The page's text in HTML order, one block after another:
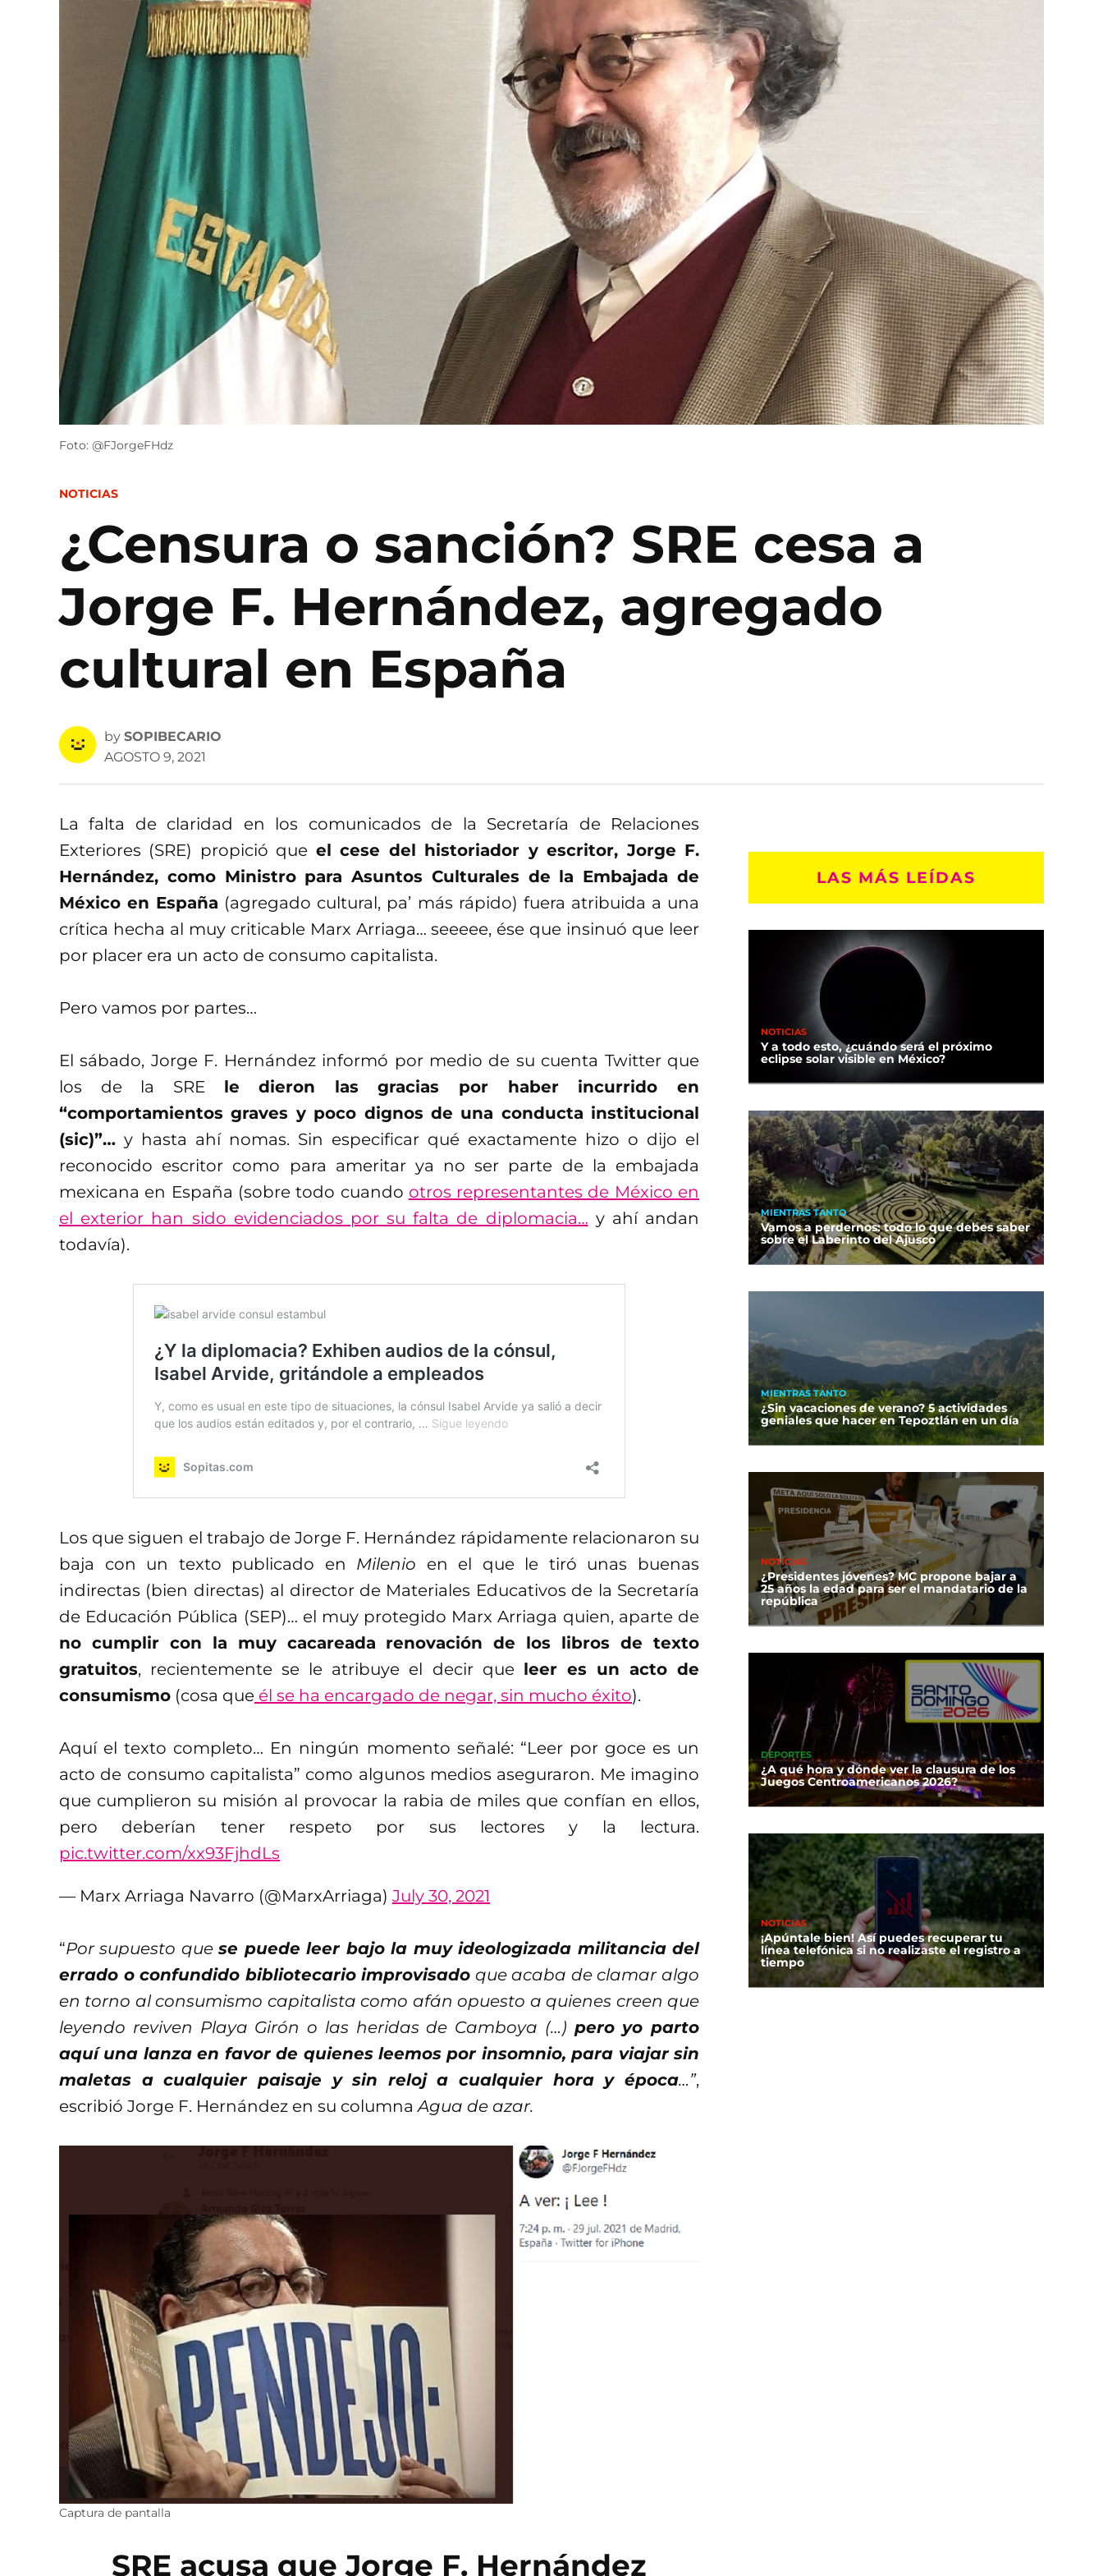
Foto: @FJorgeFHdz
POSTED
NOTICIAS
¿Censura o sanción? SRE cesa a
Jorge F. Hernández, agregado
cultural en España
by SOPIBECARIO
AGOSTO 9, 2021
La falta de claridad en los comunicados de la Secretaría de Relaciones
Exteriores (SRE) propició que el cese del historiador y escritor, Jorge F.
Hernández, como Ministro para Asuntos Culturales de la Embajada de
México en España (agregado cultural, pa’ más rápido) fuera atribuida a una
crítica hecha al muy criticable Marx Arriaga… seeeee, ése que insinuó que leer
por placer era un acto de consumo capitalista.
Pero vamos por partes…
El sábado, Jorge F. Hernández informó por medio de su cuenta Twitter que
los de la SRE le dieron las gracias por haber incurrido en
“comportamientos graves y poco dignos de una conducta institucional
(sic)”… y hasta ahí nomas. Sin especificar qué exactamente hizo o dijo el
reconocido escritor como para ameritar ya no ser parte de la embajada
mexicana en España (sobre todo cuando otros representantes de México en
el exterior han sido evidenciados por su falta de diplomacia… y ahí andan
todavía).
Los que siguen el trabajo de Jorge F. Hernández rápidamente relacionaron su
baja con un texto publicado en Milenio en el que le tiró unas buenas
indirectas (bien directas) al director de Materiales Educativos de la Secretaría
de Educación Pública (SEP)… el muy protegido Marx Arriaga quien, aparte de
no cumplir con la muy cacareada renovación de los libros de texto
gratuitos, recientemente se le atribuye el decir que leer es un acto de
consumismo (cosa que él se ha encargado de negar, sin mucho éxito).
Aquí el texto completo… En ningún momento señalé: “Leer por goce es un
acto de consumo capitalista” como algunos medios aseguraron. Me imagino
que cumplieron su misión al provocar la rabia de miles que confían en ellos,
pero deberían tener respeto por sus lectores y la lectura.
pic.twitter.com/xx93FjhdLs
— Marx Arriaga Navarro (@MarxArriaga) July 30, 2021
“Por supuesto quese puede leer bajo la muy ideologizada militancia del
errado o confundido bibliotecario improvisado que acaba de clamar algo
en torno al consumismo capitalista como afán opuesto a quienes creen que
leyendo reviven Playa Girón o las heridas de Camboya (…) pero yo parto
aquí una lanza en favor de quienes leemos por insomnio, para viajar sin
maletas a cualquier paisaje y sin reloj a cualquier hora y época…”,
escribió Jorge F. Hernández en su columna Agua de azar.
Captura de pantalla
SRE acusa que Jorge F. Hernández
LAS MÁS LEÍDAS
NOTICIAS
Y a todo esto, ¿cuándo será el próximo
eclipse solar visible en México?
MIENTRAS TANTO
Vamos a perdernos: todo lo que debes saber
sobre el Laberinto del Ajusco
MIENTRAS TANTO
¿Sin vacaciones de verano? 5 actividades
geniales que hacer en Tepoztlán en un día
NOTICIAS
¿Presidentes jóvenes? MC propone bajar a
25 años la edad para ser el mandatario de la
república
DEPORTES
¿A qué hora y dónde ver la clausura de los
Juegos Centroamericanos 2026?
NOTICIAS
¡Apúntale bien! Así puedes recuperar tu
línea telefónica si no realizaste el registro a
tiempo